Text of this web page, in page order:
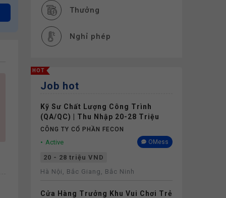
Thưởng
Nghỉ phép
HOT
Job hot
Kỹ Sư Chất Lượng Công Trình
(QA/QC) | Thu Nhập 20-28 Triệu
CÔNG TY CỔ PHẦN FECON
Active OMess
20 - 28 triệu VND
Hà Nội, Bắc Giang, Bắc Ninh
Cửa Hàng Trưởng Khu Vui Chơi Trẻ